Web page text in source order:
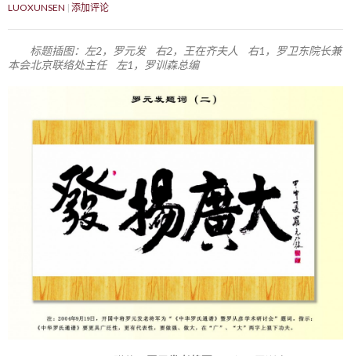
LUOXUNSEN 添加评论
标题插图：左2，罗元发 右2，王在齐夫人 右1，罗卫东院长兼
本会北京联络处主任 左1，罗训森总编